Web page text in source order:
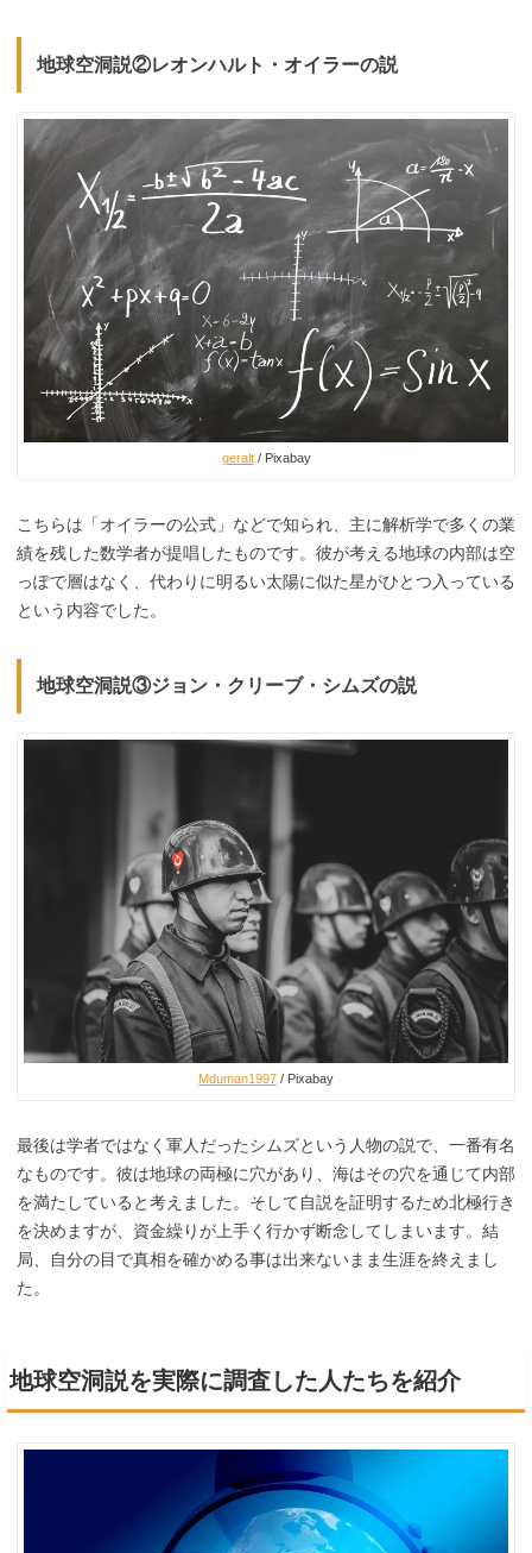
地球空洞説②レオンハルト・オイラーの説
geralt/ Pixabay
こちらは「オイラーの公式」などで知られ、主に解析学で多くの業
績を残した数学者が提唱したものです。彼が考える地球の内部は空
っぽで層はなく、代わりに明るい太陽に似た星がひとつ入っている
という内容でした。
地球空洞説③ジョン・クリーブ・シムズの説
Mduman1997 / Pixabay
最後は学者ではなく軍人だったシムズという人物の説で、一番有名
なものです。彼は地球の両極に穴があり、海はその穴を通じて内部
を満たしていると考えました。そして自説を証明するため北極行き
を決めますが、資金繰りが上手く行かず断念してしまいます。結
局、自分の目で真相を確かめる事は出来ないまま生涯を終えまし
た。
地球空洞説を実際に調査した人たちを紹介